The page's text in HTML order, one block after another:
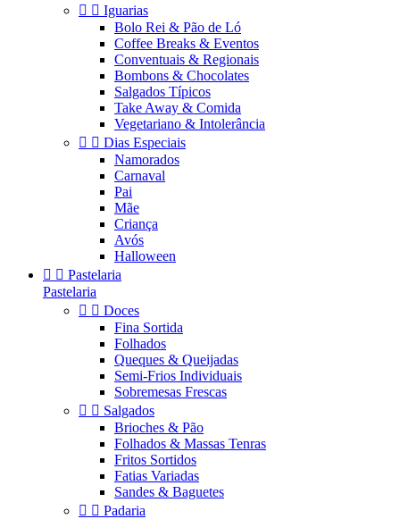
  Iguarias
Bolo Rei & Pão de Ló
Coffee Breaks & Eventos
Conventuais & Regionais
Bombons & Chocolates
Salgados Típicos
Take Away & Comida
Vegetariano & Intolerância
  Dias Especiais
Namorados
Carnaval
Pai
Mãe
Criança
Avós
Halloween
  Pastelaria
Pastelaria
  Doces
Fina Sortida
Folhados
Queques & Queijadas
Semi-Frios Individuais
Sobremesas Frescas
  Salgados
Brioches & Pão
Folhados & Massas Tenras
Fritos Sortidos
Fatias Variadas
Sandes & Baguetes
  Padaria